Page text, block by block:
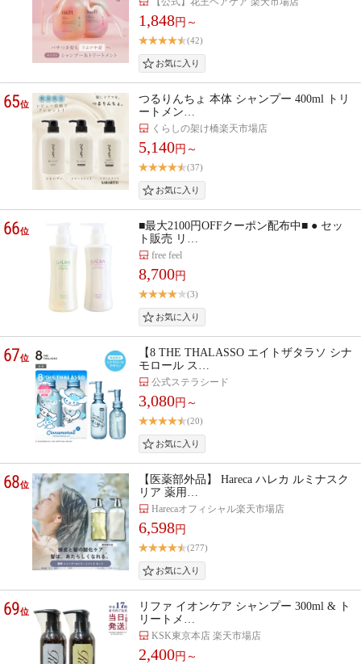
1,848円～
(42)
65位
つるりんちょ 本体 シャンプー 400ml トリ
ートメン…
くらしの架け橋楽天市場店
5,140円～
(37)
66位
■最大2100円OFFクーポン配布中■ ● セッ
ト販売 リ…
free feel
8,700円
(3)
67位
【8 THE THALASSO エイトザタラソ シナ
モロール ス…
公式ステラシード
3,080円～
(20)
68位
【医薬部外品】 Hareca ハレカ ルミナスク
リア 薬用…
Harecaオフィシャル楽天市場店
6,598円
(277)
69位
リファ イオンケア シャンプー 300ml & ト
リートメ…
KSK東京本店 楽天市場店
2,400円～